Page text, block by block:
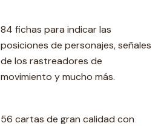
84 fichas para indicar las
posiciones de personajes, señales
de los rastreadores de
movimiento y mucho más.
56 cartas de gran calidad con